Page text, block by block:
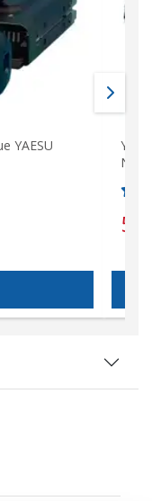
YAESU